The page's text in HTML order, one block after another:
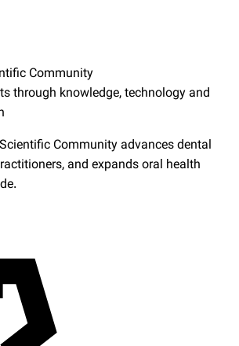
Community
through knowledge, technology and
Community advances dental
and expands oral health